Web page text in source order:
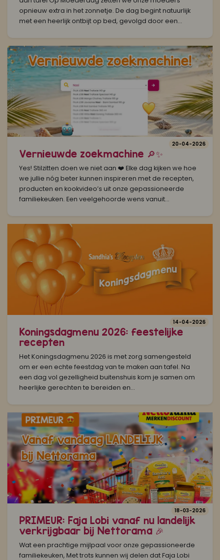
opnieuw extra in het zonnetje. De dag begint natuurlijk
met een heerlijk ontbijt op bed, gevolgd door een...
Vernieuwde zoekmachine 🔎✨
Yes! Stilzitten doen we niet aan ❤️ Elke dag kijken we hoe
we jullie nóg beter kunnen inspireren met de recepten,
producten en kookvideo’s uit onze gepassioneerde
familiekeuken. Een veelgehoorde wens vanuit...
20-04-2026
Koningsdagmenu 2026: feestelijke
recepten
Het Koningsdagmenu 2026 is met zorg samengesteld
om er een echte feestdag van te maken aan tafel. Na
een dag vol gezelligheid buitenshuis kom je samen om
heerlijke gerechten te bereiden en...
14-04-2026
PRIMEUR: Faja Lobi vanaf nu landelijk
verkrijgbaar bij Nettorama 🎉
Wat een prachtige mijlpaal voor onze gepassioneerde
familiekeuken, Met trots kunnen wij delen dat Faja Lobi
18-03-2026